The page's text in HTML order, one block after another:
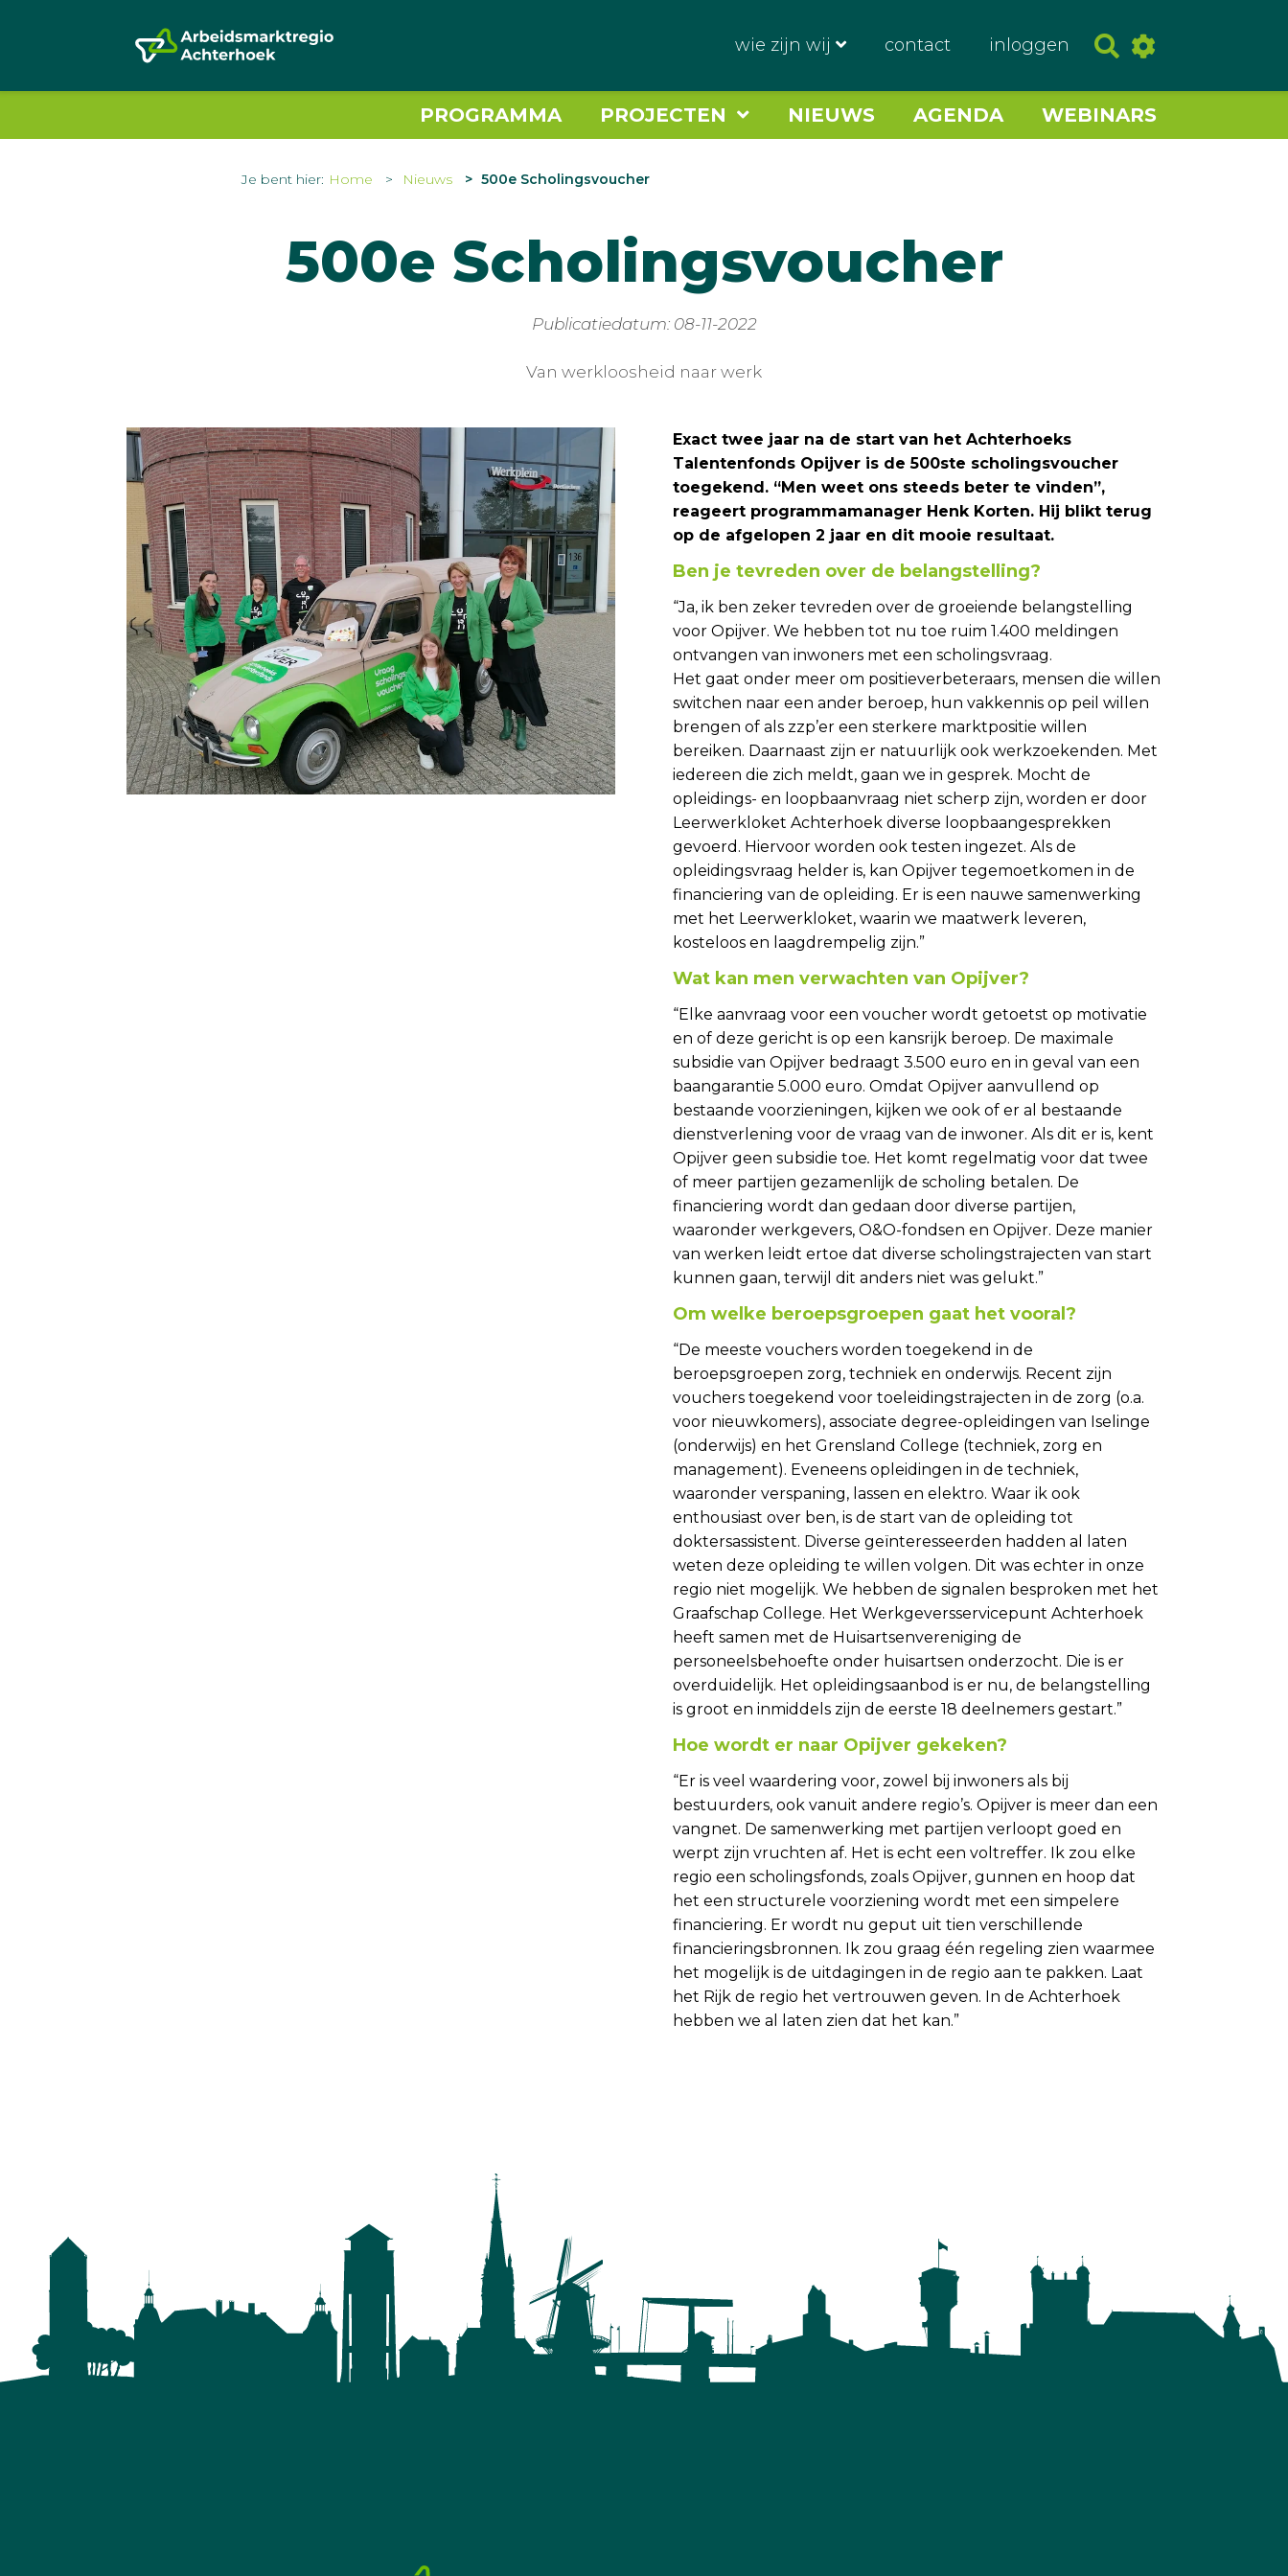
wie zijn wij contact inloggen
PROGRAMMA PROJECTEN NIEUWS AGENDA WEBINARS
Je bent hier: Home Nieuws 500e Scholingsvoucher
500e Scholingsvoucher
Publicatiedatum: 08-11-2022
Van werkloosheid naar werk
Exact twee jaar na de start van het Achterhoeks
Talentenfonds Opijver is de 500ste scholingsvoucher
toegekend. “Men weet ons steeds beter te vinden”,
reageert programmamanager Henk Korten. Hij blikt terug
op de afgelopen 2 jaar en dit mooie resultaat.
Ben je tevreden over de belangstelling?
“Ja, ik ben zeker tevreden over de groeiende belangstelling
voor Opijver. We hebben tot nu toe ruim 1.400 meldingen
ontvangen van inwoners met een scholingsvraag.
Het gaat onder meer om positieverbeteraars, mensen die willen
switchen naar een ander beroep, hun vakkennis op peil willen
brengen of als zzp’er een sterkere marktpositie willen
bereiken. Daarnaast zijn er natuurlijk ook werkzoekenden. Met
iedereen die zich meldt, gaan we in gesprek. Mocht de
opleidings- en loopbaanvraag niet scherp zijn, worden er door
Leerwerkloket Achterhoek diverse loopbaangesprekken
gevoerd. Hiervoor worden ook testen ingezet. Als de
opleidingsvraag helder is, kan Opijver tegemoetkomen in de
financiering van de opleiding. Er is een nauwe samenwerking
met het Leerwerkloket, waarin we maatwerk leveren,
kosteloos en laagdrempelig zijn.”
Wat kan men verwachten van Opijver?
“Elke aanvraag voor een voucher wordt getoetst op motivatie
en of deze gericht is op een kansrijk beroep. De maximale
subsidie van Opijver bedraagt 3.500 euro en in geval van een
baangarantie 5.000 euro. Omdat Opijver aanvullend op
bestaande voorzieningen, kijken we ook of er al bestaande
dienstverlening voor de vraag van de inwoner. Als dit er is, kent
Opijver geen subsidie toe. Het komt regelmatig voor dat twee
of meer partijen gezamenlijk de scholing betalen. De
financiering wordt dan gedaan door diverse partijen,
waaronder werkgevers, O&O-fondsen en Opijver. Deze manier
van werken leidt ertoe dat diverse scholingstrajecten van start
kunnen gaan, terwijl dit anders niet was gelukt.”
Om welke beroepsgroepen gaat het vooral?
“De meeste vouchers worden toegekend in de
beroepsgroepen zorg, techniek en onderwijs. Recent zijn
vouchers toegekend voor toeleidingstrajecten in de zorg (o.a.
voor nieuwkomers), associate degree-opleidingen van Iselinge
(onderwijs) en het Grensland College (techniek, zorg en
management). Eveneens opleidingen in de techniek,
waaronder verspaning, lassen en elektro. Waar ik ook
enthousiast over ben, is de start van de opleiding tot
doktersassistent. Diverse geïnteresseerden hadden al laten
weten deze opleiding te willen volgen. Dit was echter in onze
regio niet mogelijk. We hebben de signalen besproken met het
Graafschap College. Het Werkgeversservicepunt Achterhoek
heeft samen met de Huisartsenvereniging de
personeelsbehoefte onder huisartsen onderzocht. Die is er
overduidelijk. Het opleidingsaanbod is er nu, de belangstelling
is groot en inmiddels zijn de eerste 18 deelnemers gestart.”
Hoe wordt er naar Opijver gekeken?
“Er is veel waardering voor, zowel bij inwoners als bij
bestuurders, ook vanuit andere regio’s. Opijver is meer dan een
vangnet. De samenwerking met partijen verloopt goed en
werpt zijn vruchten af. Het is echt een voltreffer. Ik zou elke
regio een scholingsfonds, zoals Opijver, gunnen en hoop dat
het een structurele voorziening wordt met een simpelere
financiering. Er wordt nu geput uit tien verschillende
financieringsbronnen. Ik zou graag één regeling zien waarmee
het mogelijk is de uitdagingen in de regio aan te pakken. Laat
het Rijk de regio het vertrouwen geven. In de Achterhoek
hebben we al laten zien dat het kan.”